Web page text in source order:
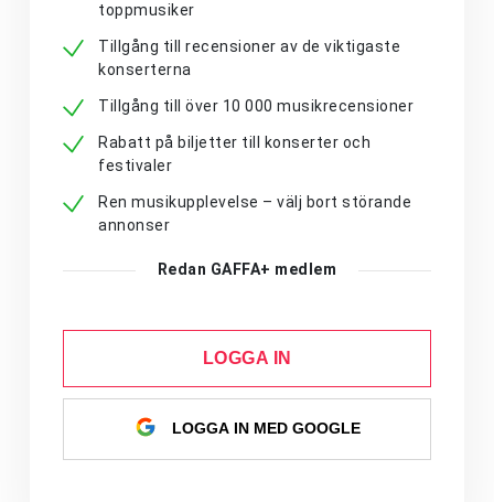
toppmusiker
Tillgång till recensioner av de viktigaste
konserterna
Tillgång till över 10 000 musikrecensioner
Rabatt på biljetter till konserter och
festivaler
Ren musikupplevelse – välj bort störande
annonser
Redan GAFFA+ medlem
LOGGA IN
LOGGA IN MED GOOGLE